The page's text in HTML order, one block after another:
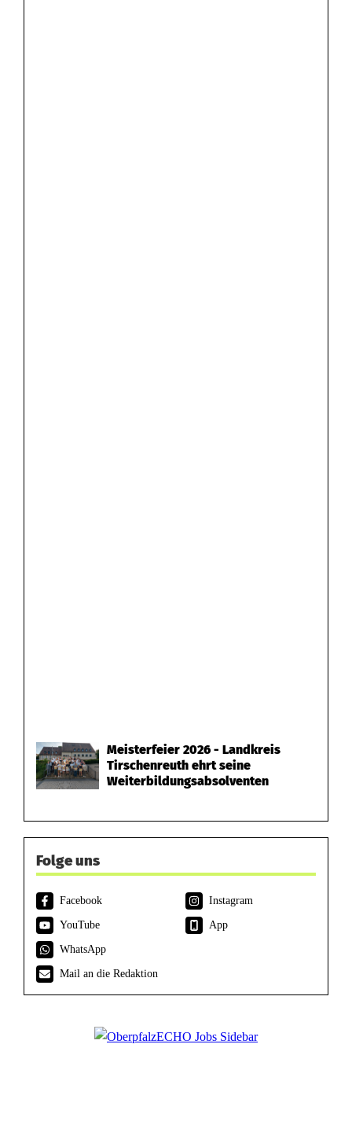
Meisterfeier 2026 - Landkreis
Tirschenreuth ehrt seine
Weiterbildungsabsolventen
Folge uns
Facebook
Instagram
YouTube
App
WhatsApp
Mail an die Redaktion